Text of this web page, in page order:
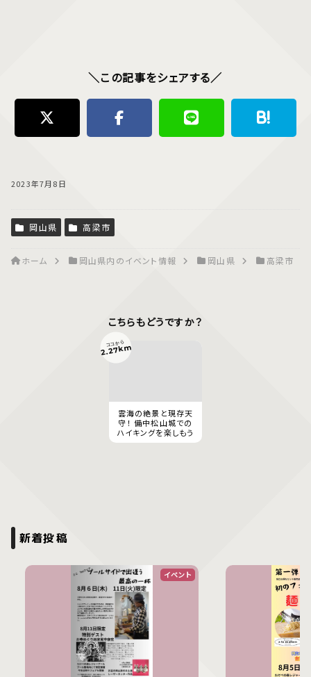
＼この記事をシェアする／
2023年7月8日
岡山県 高梁市
ホーム 岡山県内のイベント情報 岡山県 高梁市
こちらもどうですか？
雲海の絶景と現存天
守！ 備中松山城での
ハイキングを楽しもう
ココから
2.27km
新着投稿
イベント